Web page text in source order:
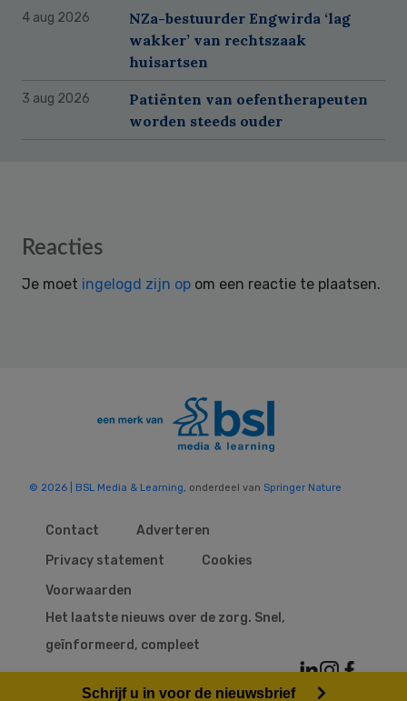
4 aug 2026
NZa-bestuurder Engwirda ‘lag
wakker’ van rechtszaak
huisartsen
3 aug 2026
Patiënten van oefentherapeuten
worden steeds ouder
Reader
Reacties
Je moet ingelogd zijn op om een reactie te plaatsen.
© 2026 | BSL Media & Learning, onderdeel van Springer Nature
Contact
Adverteren
Privacy statement
Cookies
Voorwaarden
Het laatste nieuws over de zorg. Snel,
geïnformeerd, compleet
Schrijf u in voor de nieuwsbrief